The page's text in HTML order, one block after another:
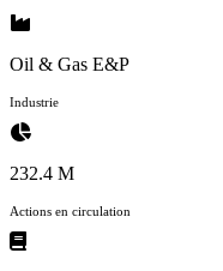
Oil & Gas E&P
Industrie
232.4 M
Actions en circulation